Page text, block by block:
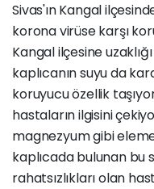
Sivas'ın Kangal
korona virüse karşı
Kangal ilçesine
kaplıcanın suyu da
koruyucu özellik
hastaların ilgisini
magnezyum gibi
kaplıcada bulunan bu
rahatsızlıkları olan